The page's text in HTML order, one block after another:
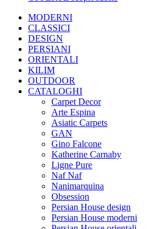
MODERNI
CLASSICI
DESIGN
PERSIANI
ORIENTALI
KILIM
OUTDOOR
CATALOGHI
Carpet Decor
Arte Espina
Asiatic Carpets
GAN
Gino Falcone
Katherine Carnaby
Ligne Pure
Naf Naf
Nanimarquina
Obsession
Persian House design
Persian House moderni